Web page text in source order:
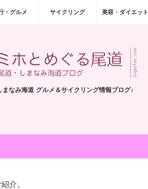
・グルメ サイクリング 美容・ダイエット
まなみ海道 グルメ＆サイクリング情報ブログ♪
介。